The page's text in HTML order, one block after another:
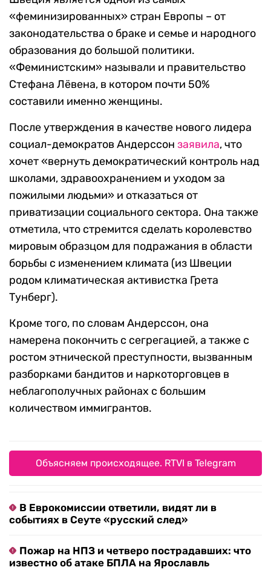
«феминизированных» стран Европы – от
законодательства о браке и семье и народного
образования до большой политики.
«Феминистским» называли и правительство
Стефана Лёвена, в котором почти 50%
составили именно женщины.
После утверждения в качестве нового лидера
социал-демократов Андерссон заявила, что
хочет «вернуть демократический контроль над
школами, здравоохранением и уходом за
пожилыми людьми» и отказаться от
приватизации социального сектора. Она также
отметила, что стремится сделать королевство
мировым образцом для подражания в области
борьбы с изменением климата (из Швеции
родом климатическая активистка Грета
Тунберг).
Кроме того, по словам Андерссон, она
намерена покончить с сегрегацией, а также с
ростом этнической преступности, вызванным
разборками бандитов и наркоторговцев в
неблагополучных районах с большим
количеством иммигрантов.
Объясняем происходящее. RTVI в Telegram
В Еврокомиссии ответили, видят ли в
событиях в Сеуте «русский след»
Пожар на НПЗ и четверо пострадавших: что
известно об атаке БПЛА на Ярославль